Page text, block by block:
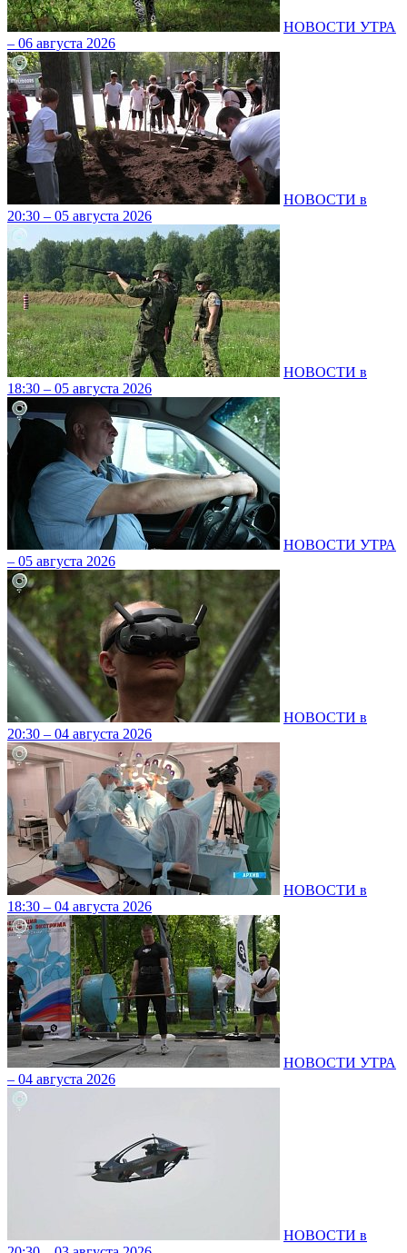
НОВОСТИ УТРА
– 06 августа 2026
НОВОСТИ в
20:30 – 05 августа 2026
НОВОСТИ в
18:30 – 05 августа 2026
НОВОСТИ УТРА
– 05 августа 2026
НОВОСТИ в
20:30 – 04 августа 2026
НОВОСТИ в
18:30 – 04 августа 2026
НОВОСТИ УТРА
– 04 августа 2026
НОВОСТИ в